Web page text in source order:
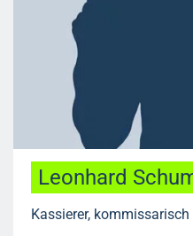
Leonhard
Kassierer,